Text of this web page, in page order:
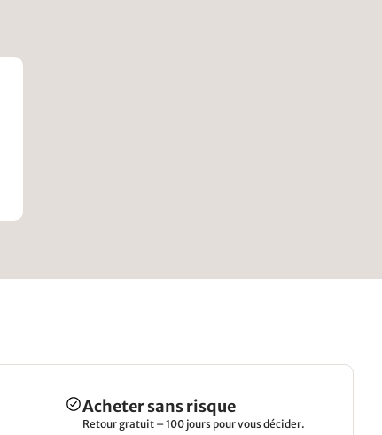
Acheter sans risque
Retour gratuit – 100 jours pour vous décider.